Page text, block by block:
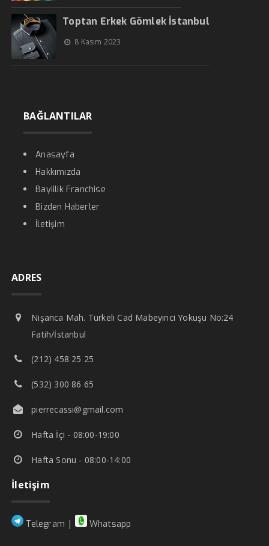
Toptan Erkek Gömlek İstanbul
8 Kasım 2023
BAĞLANTILAR
Anasayfa
Hakkımızda
Bayiilik Franchise
Bizden Haberler
İletişim
ADRES
Nişanca Mah. Türkeli Cad Mabeyinci Yokuşu No:24
Fatih/İstanbul
(212) 458 25 25
(532) 300 86 65
pierrecassi@gmail.com
Hafta İçi - 08:00-19:00
Hafta Sonu - 08:00-14:00
İletişim
Telegram | Whatsapp